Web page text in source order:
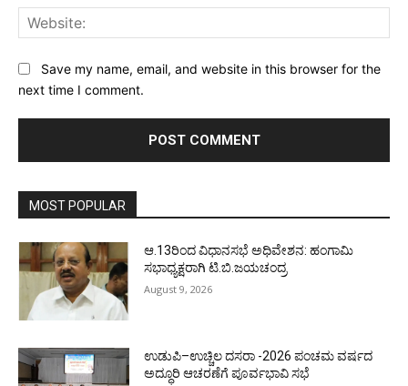
Save my name, email, and website in this browser for the
next time I comment.
MOST POPULAR
ಆ.13ರಿಂದ ವಿಧಾನಸಭೆ ಅಧಿವೇಶನ: ಹಂಗಾಮಿ
ಸಭಾಧ್ಯಕ್ಷರಾಗಿ ಟಿ.ಬಿ.ಜಯಚಂದ್ರ
August 9, 2026
ಉಡುಪಿ–ಉಚ್ಚಿಲ ದಸರಾ -2026 ಪಂಚಮ ವರ್ಷದ
ಅದ್ಧೂರಿ ಆಚರಣೆಗೆ ಪೂರ್ವಭಾವಿ ಸಭೆ